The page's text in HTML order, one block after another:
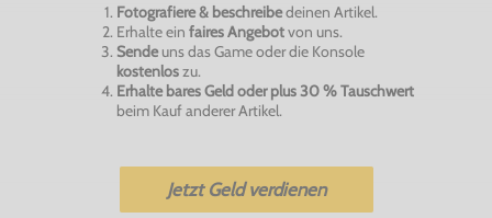
Fotografiere & beschreibedeinen Artikel.
Erhalte ein faires Angebotvon uns.
Sendeuns das Game oder die Konsole
kostenloszu.
Erhalte bares Geld oder plus 30 % Tauschwert
beim Kauf anderer Artikel.
Jetzt Geld verdienen